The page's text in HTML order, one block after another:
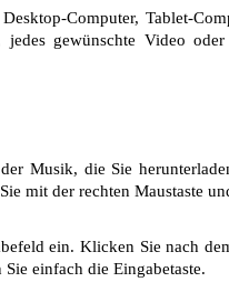
Computer, Tablet-
gewünschte Video oder
Musik, die Sie
mit der rechten Maustaste
ein. Klicken Sie nach
einfach die Eingabetaste.